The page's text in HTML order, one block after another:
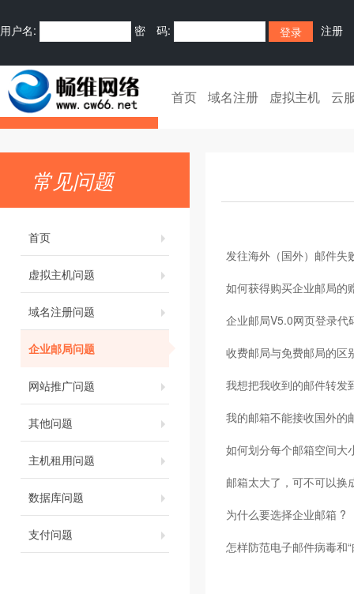
用户名: 密 码: 注册
首页 域名注册 虚拟主机 云
常见问题
首页
虚拟主机问题
域名注册问题
企业邮局问题
网站推广问题
其他问题
主机租用问题
数据库问题
支付问题
发往海外（国外）邮件失
如何获得购买企业邮局的
企业邮局V5.0网页登录代
收费邮局与免费邮局的区
我想把我收到的邮件转发
我的邮箱不能接收国外的
如何划分每个邮箱空间大
邮箱太大了，可不可以换
为什么要选择企业邮箱 ?
怎样防范电子邮件病毒和